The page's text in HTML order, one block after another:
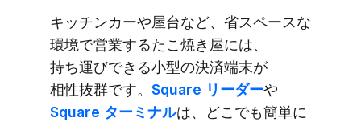
キッチンカーや​屋台など、​省スペースな​
環境で​営業する​た​こ焼き屋には、​
持ち運びできる​小型の​決済端末が​
相性抜群です。 ​Square リーダーや
Square ターミナルは、​どこでも​簡単に​